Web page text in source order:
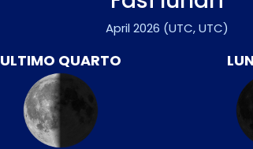
April 2026 (UTC, UTC)
ULTIMO QUARTO